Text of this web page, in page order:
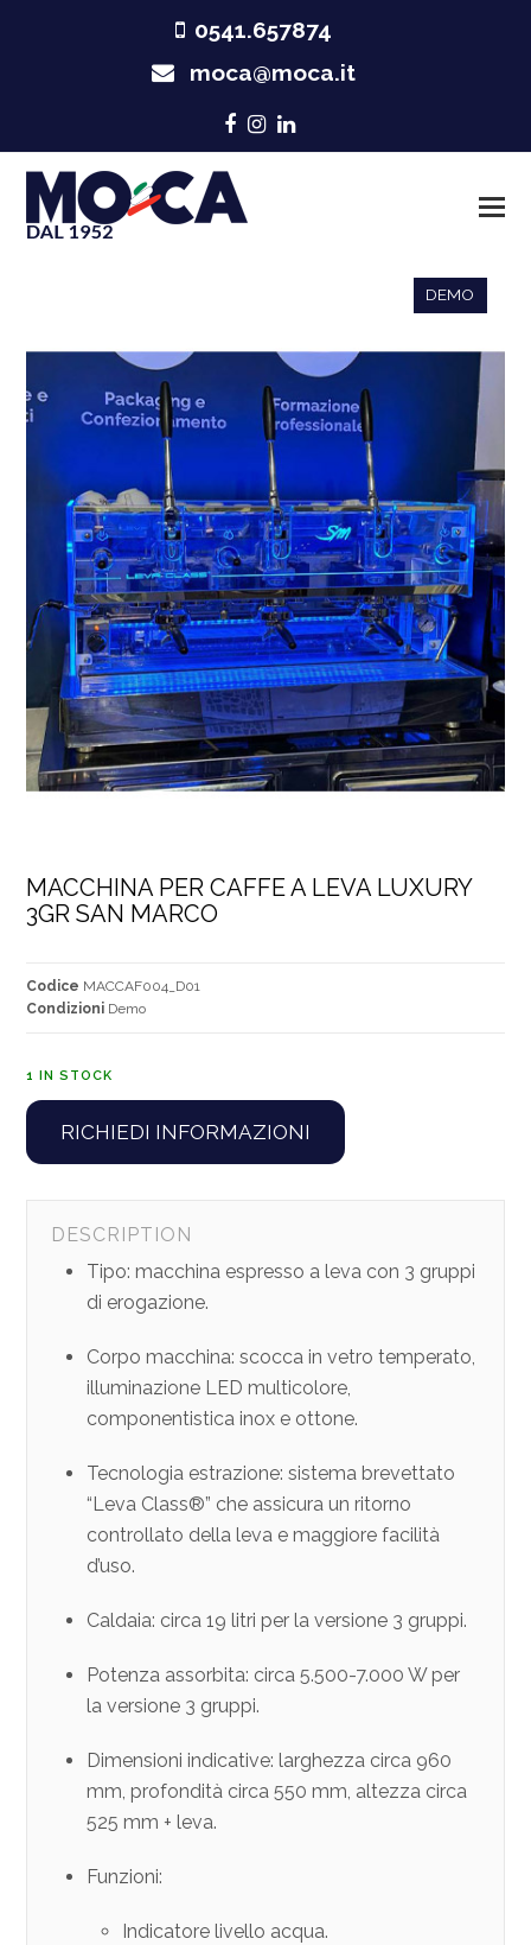
0541.657874
moca@moca.it
Facebook
Instagram
LinkedIn
DEMO
MACCHINA PER CAFFE A LEVA LUXURY
3GR SAN MARCO
Codice MACCAF004_D01
Condizioni Demo
1 IN STOCK
RICHIEDI INFORMAZIONI
DESCRIPTION
Tipo: macchina espresso a leva con 3 gruppi
di erogazione.
Corpo macchina: scocca in vetro temperato,
illuminazione LED multicolore,
componentistica inox e ottone.
Tecnologia estrazione: sistema brevettato
“Leva Class®” che assicura un ritorno
controllato della leva e maggiore facilità
d’uso.
Caldaia: circa 19 litri per la versione 3 gruppi.
Potenza assorbita: circa 5.500-7.000 W per
la versione 3 gruppi.
Dimensioni indicative: larghezza circa 960
mm, profondità circa 550 mm, altezza circa
525 mm + leva.
Funzioni:
Indicatore livello acqua.